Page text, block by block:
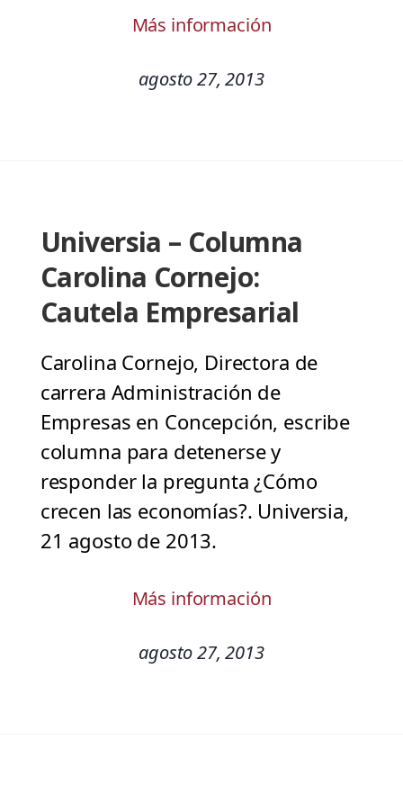
Más información
agosto 27, 2013
Universia – Columna
Carolina Cornejo:
Cautela Empresarial
Carolina Cornejo, Directora de
carrera Administración de
Empresas en Concepción, escribe
columna para detenerse y
responder la pregunta ¿Cómo
crecen las economías?. Universia,
21 agosto de 2013.
Más información
agosto 27, 2013